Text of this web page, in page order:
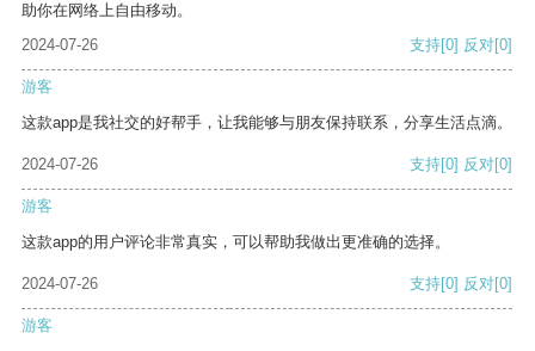
助你在网络上自由移动。
2024-07-26
支持[0] 反对[0]
游客
这款app是我社交的好帮手，让我能够与朋友保持联系，分享生活点滴。
2024-07-26 支持[0] 反对[0]
游客
这款app的用户评论非常真实，可以帮助我做出更准确的选择。
2024-07-26 支持[0] 反对[0]
游客